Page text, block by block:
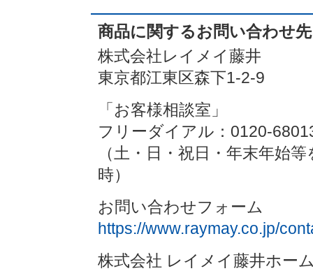
商品に関するお問い合わせ先
株式会社レイメイ藤井
東京都江東区森下1-2-9
「お客様相談室」
フリーダイアル：0120-
（土・日・祝日・年末年始
時）
お問い合わせフォーム
https://www.raymay.co.jp/
株式会社 レイメイ藤井ホ